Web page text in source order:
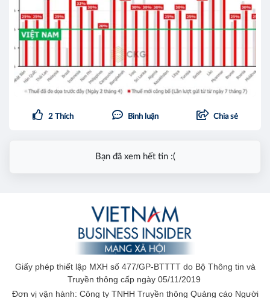
2 Thích Bình luận Chia sẻ
Bạn đã xem hết tin :(
Giấy phép thiết lập MXH số 477/GP-BTTTT do Bộ Thông tin và
Truyền thông cấp ngày 05/11/2019
Đơn vị vận hành: Công ty TNHH Truyền thông Quảng cáo Người